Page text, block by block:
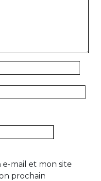
mail et mon site
prochain